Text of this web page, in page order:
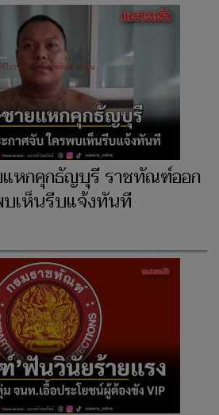
หกคุกธัญบุรี ราชทัณฑ์ออก
บเห็นรีบแจ้งทันที